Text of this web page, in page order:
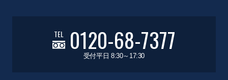
TEL 0120-68-7377
受付平日 8:30～17:30